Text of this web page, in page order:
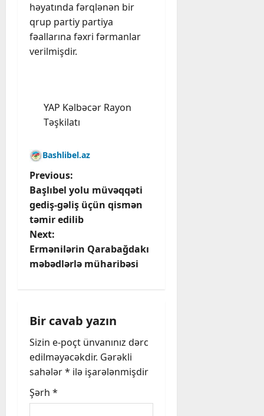
həyatında fərqlənən bir
qrup partiy partiya
fəallarına fəxri fərmanlar
verilmişdir.
YAP Kəlbəcər Rayon
Təşkilatı
Bashlibel.az
P
o
s
t
v
i
g
a
Previous:
Başlıbel yolu müvəqqəti
gediş-gəliş üçün qismən
təmir edilib
Next:
Ermənilərin Qarabağdakı
məbədlərlə müharibəsi
Bir cavab yazın
Sizin e-poçt ünvanınız dərc
edilməyəcəkdir. Gərəkli
sahələr* ilə işarələnmişdir
Şərh *